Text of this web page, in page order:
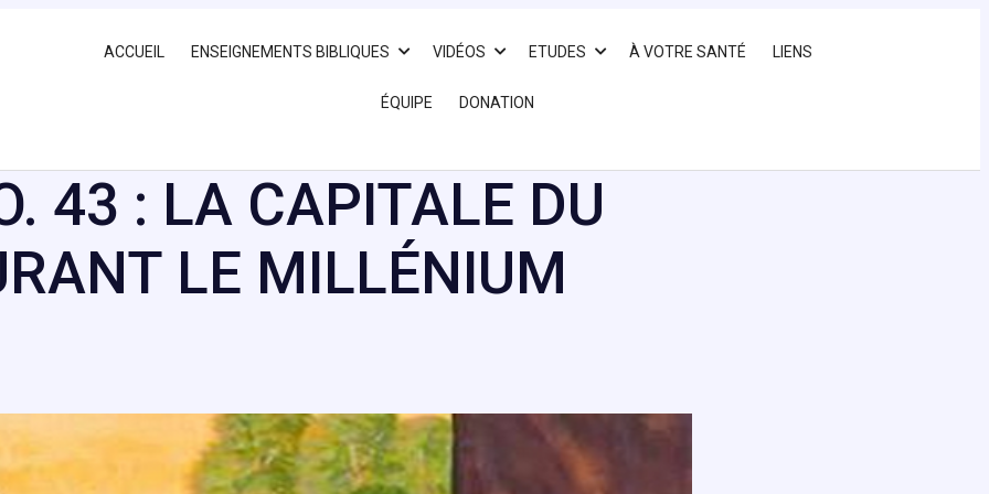
ACCUEIL ENSEIGNEMENTS BIBLIQUES VIDÉOS ETUDES À VOTRE SANTÉ LIENS
ÉQUIPE DONATION
43 : LA CAPITALE DU
LE MILLÉNIUM